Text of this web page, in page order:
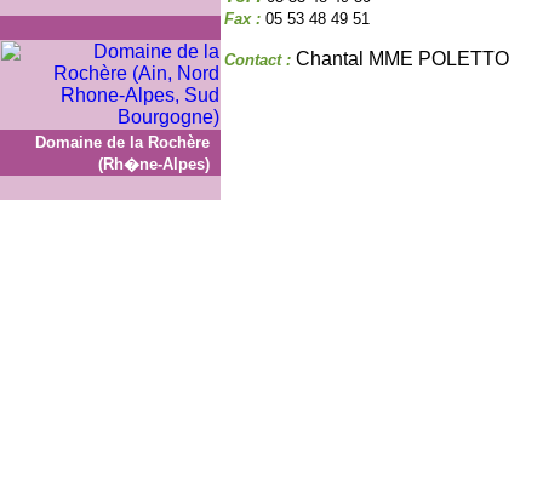
Domaine de la Rochère
(Rh�ne-Alpes)
Fax : 05 53 48 49 51
Contact : Chantal MME POLETTO